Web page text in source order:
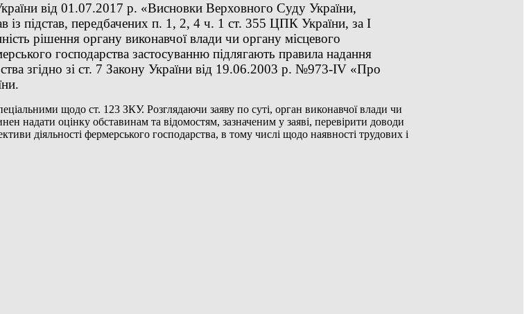
від 01.07.2017 р. «Висновки Верховного Суду України,
із підстав, передбачених п. 1, 2, 4 ч. 1 ст. 355 ЦПК України, за I
рішення органу виконавчої влади чи органу місцевого
господарства застосуванню підлягають правила надання
згідно зі ст. 7 Закону України від 19.06.2003 р. №973-IV «Про
щодо ст. 123 ЗКУ. Розглядаючи заяву по суті, орган виконавчої влади чи
надати оцінку обставинам та відомостям, зазначеним у заяві, перевірити доводи
діяльності фермерського господарства, в тому числі щодо наявності трудових і